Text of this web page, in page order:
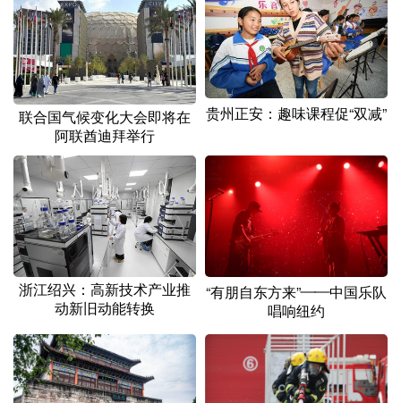
联合国气候变化大会即将在
阿联酋迪拜举行
贵州正安：趣味课程促“双减”
浙江绍兴：高新技术产业推
动新旧动能转换
“有朋自东方来”——中国乐队
唱响纽约